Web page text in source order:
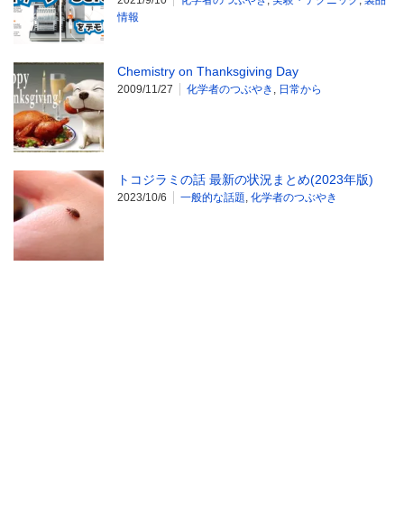
情報
Chemistry on Thanksgiving Day
2009/11/27 化学者のつぶやき , 日常から
トコジラミの話 最新の状況まとめ(2023年版)
2023/10/6 一般的な話題, 化学者のつぶやき